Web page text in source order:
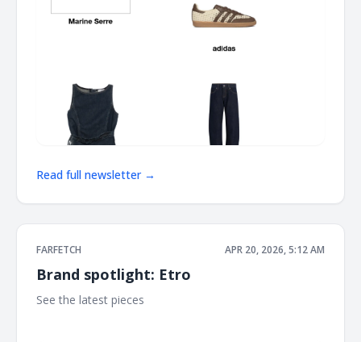
Read full newsletter →
FARFETCH APR 20, 2026, 5:12 AM
Brand spotlight: Etro
See the latest pieces ‌ ‌ ‌ ‌ ‌ ‌ ‌ ‌ ‌ ‌ ‌ ‌ ‌ ‌ ‌ ‌ ‌ ‌ ‌ ‌ ‌ ‌ ‌ ‌ ‌ ‌ ‌ ‌ ‌ ‌ ‌ ‌ ‌ ‌ ‌ ‌ ‌ ‌ ‌ ‌ ‌ ‌ ‌ ‌ ‌ ‌ ‌ ‌ ‌ ‌ ‌ ‌ ‌ ‌ ‌ ‌